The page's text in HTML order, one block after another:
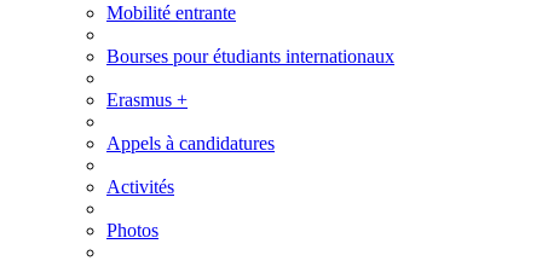
Mobilité entrante
Bourses pour étudiants internationaux
Erasmus +
Appels à candidatures
Activités
Photos